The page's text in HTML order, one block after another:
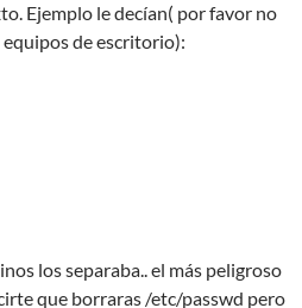
Ejemplo le decían( por favor no
de escritorio):
los separaba.. el más peligroso
que borraras /etc/passwd pero